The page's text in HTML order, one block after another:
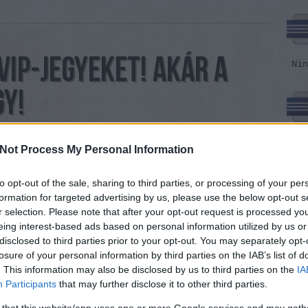
Process My Personal Information
opt-out of the sale, sharing to third parties, or processing of your
for targeted advertising by us, please use the below opt-out
selection. Please note that after your opt-out request is processed
interest-based ads based on personal information utilized by us
to third parties prior to your opt-out. You may separately
of your personal information by third parties on the IAB’s list of
This information may also be disclosed by us to third parties on the
Participants that may further disclose it to other third parties.
JEGYEKET! AKÁR A
Hungaroring
DC-nek is egy igazi énekese volt és ahogy a
is csak Bill Warddal az igazi, úgy a Mohó Hiéna
arc, ha kihasználja a lehetőséget és gondol
ha éppen marakodik a koncon és lop egy
Ezúttal pedig rendes…